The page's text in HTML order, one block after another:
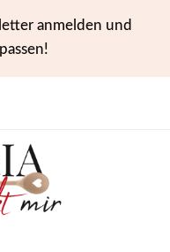
anmelden und